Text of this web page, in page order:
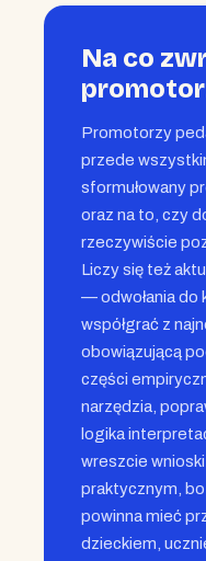
Na co
Promotorzy
przede
sformułowany
oraz na to, czy
rzeczywiście
Liczy się też
— odwołania do
współgrać z
obowiązującą
części
narzędzia,
logika
wreszcie
praktycznym,
powinna mieć
dzieckiem,